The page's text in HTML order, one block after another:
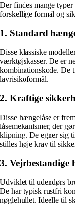
Der findes mange
forskellige formål og
1. Standard
Disse klassiske
værktøjskasser. De er
kombinationskode. De
lavrisikoformål.
2. Kraftige
Disse hængelåse er
låsemekanismer, der
klipning. De egner sig
stilles høje krav til
3. Vejrbestandige
Udviklet til udendørs
De har typisk rustfri
nøglehullet. Ideelle til